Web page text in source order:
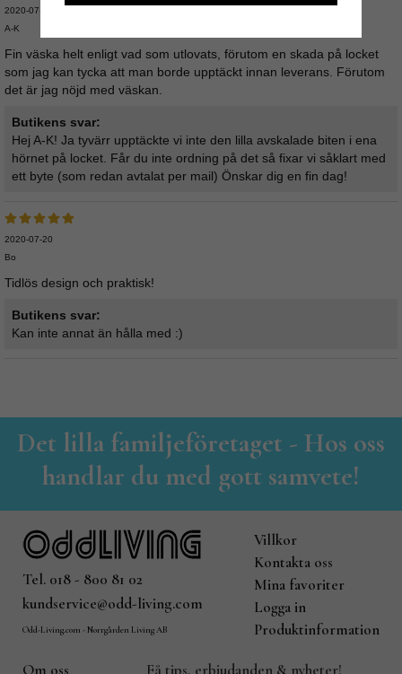
2020-07-31
A-K
Fin väska helt enligt vad som utlovats, förutom en skada på locket
som jag kan tycka att man borde upptäckt innan leverans. Förutom
det är jag nöjd med väskan.
Butikens svar:
Hej A-K! Ja tyvärr upptäckte vi inte den lilla avskalade biten i ena
hörnet på locket. Får du inte ordning på det så fixar vi såklart med
ett byte (som redan avtalat per mail) Önskar dig en fin dag!
2020-07-20
Bo
Tidlös design och praktisk!
Butikens svar:
Kan inte annat än hålla med :)
Det lilla familjeföretaget - Hos oss
handlar du med gott samvete!
Tel. 018 - 800 81 02
kundservice@odd-living.com
Odd-Living.com - Norrgården Living AB
Villkor
Kontakta oss
Mina favoriter
Logga in
Produktinformation
Om oss Få tips, erbjudanden & nyheter!